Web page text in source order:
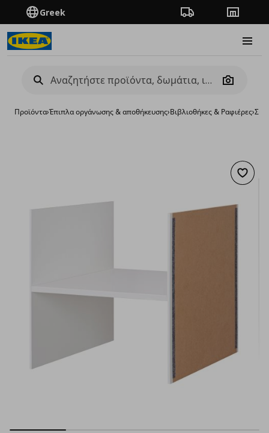
Greek Πορεία παραγγελίας
Camera
Προϊόντα›Έπιπλα οργάνωσης & αποθήκευσης›Βιβλιοθήκες & Ραφιέρες›